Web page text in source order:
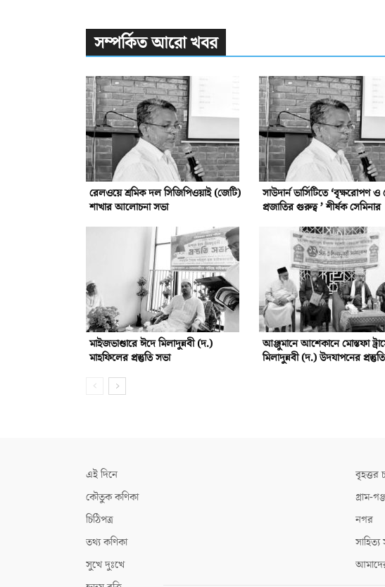
সম্পর্কিত আরো খবর
রেলওয়ে শ্রমিক দল সিজিপিওয়াই (জেটি)
শাখার আলোচনা সভা
সাউদার্ন ভার্সিটিতে ‘বৃক্ষরোপণ ও
প্রজাতির গুরুত্ব ’ শীর্ষক সেমিনার
মাইজভাণ্ডারে ঈদে মিলাদুন্নবী (দ.)
মাহফিলের প্রস্তুতি সভা
আঞ্জুমানে আশেকানে মোস্তফা
মিলাদুন্নবী (দ.) উদযাপনের
এই দিনে
কৌতুক কণিকা
চিঠিপত্র
তথ্য কণিকা
সুখে দুঃখে
বৃহত্তর
গ্রাম-
নগর
সাহিত্য